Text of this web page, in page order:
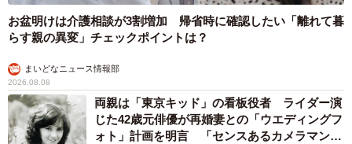
お盆明けは介護相談が3割増加 帰省時に確認したい「離れて暮
らす親の異変」チェックポイントは？
まいどなニュース情報部
2026.08.08
両親は「東京キッド」の看板役者 ライダー演
じた42歳元俳優が再婚妻との「ウエディングフ
ォト」計画を明言 「センスあるカメラマン求